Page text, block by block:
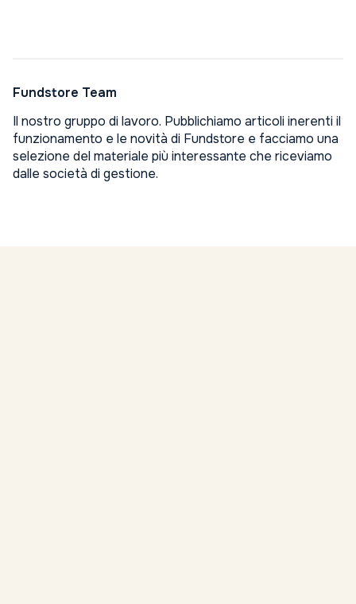
Fundstore Team
Il nostro gruppo di lavoro. Pubblichiamo articoli inerenti il
funzionamento e le novità di Fundstore e facciamo una
selezione del materiale più interessante che riceviamo
dalle società di gestione.